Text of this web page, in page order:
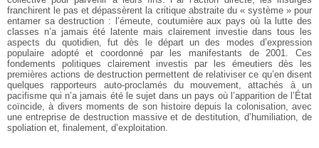
franchirent le pas et dépassèrent la critique abstraite du « système » pour
entamer sa destruction : l’émeute, coutumière aux pays où la lutte des
classes n’a jamais été latente mais clairement investie dans tous les
aspects du quotidien, fut dès le départ un des modes d’expression
populaire adopté et coordonné par les manifestants de 2001. Ces
fondements politiques clairement investis par les émeutiers dès les
premières actions de destruction permettent de relativiser ce qu’en disent
quelques rapporteurs auto-proclamés du mouvement, attachés à un
pacifisme qui n’a jamais été le sujet dans un pays où l’apparition de l’État
coïncide, à divers moments de son histoire depuis la colonisation, avec
une entreprise de destruction massive et de destitution, d’humiliation, de
spoliation et, finalement, d’exploitation.